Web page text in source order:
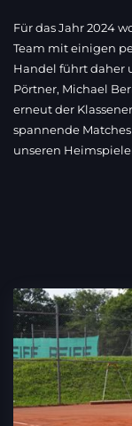
Für das Jahr 2024
Team mit einigen
Handel führt daher
Pörtner, Michael
erneut der
spannende
unseren